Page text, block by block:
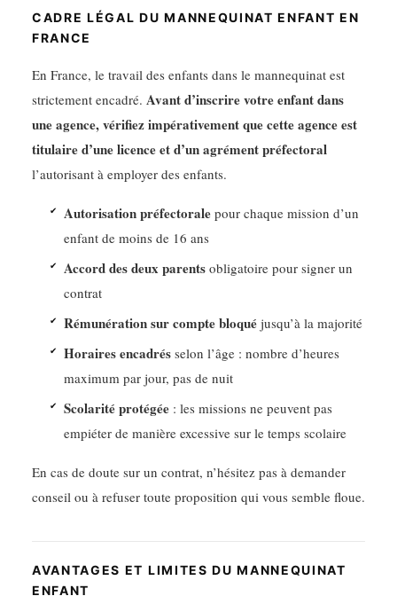
CADRE LÉGAL DU MANNEQUINAT ENFANT EN
FRANCE
En France, le travail des enfants dans le mannequinat est
strictement encadré. Avant d’inscrire votre enfant dans
une agence, vérifiez impérativement que cette agence est
titulaire d’une licence et d’un agrément préfectoral
l’autorisant à employer des enfants.
Autorisation préfectorale pour chaque mission d’un
enfant de moins de 16 ans
Accord des deux parents obligatoire pour signer un
contrat
Rémunération sur compte bloqué jusqu’à la majorité
Horaires encadrés selon l’âge : nombre d’heures
maximum par jour, pas de nuit
Scolarité protégée : les missions ne peuvent pas
empiéter de manière excessive sur le temps scolaire
En cas de doute sur un contrat, n’hésitez pas à demander
conseil ou à refuser toute proposition qui vous semble floue.
AVANTAGES ET LIMITES DU MANNEQUINAT
ENFANT